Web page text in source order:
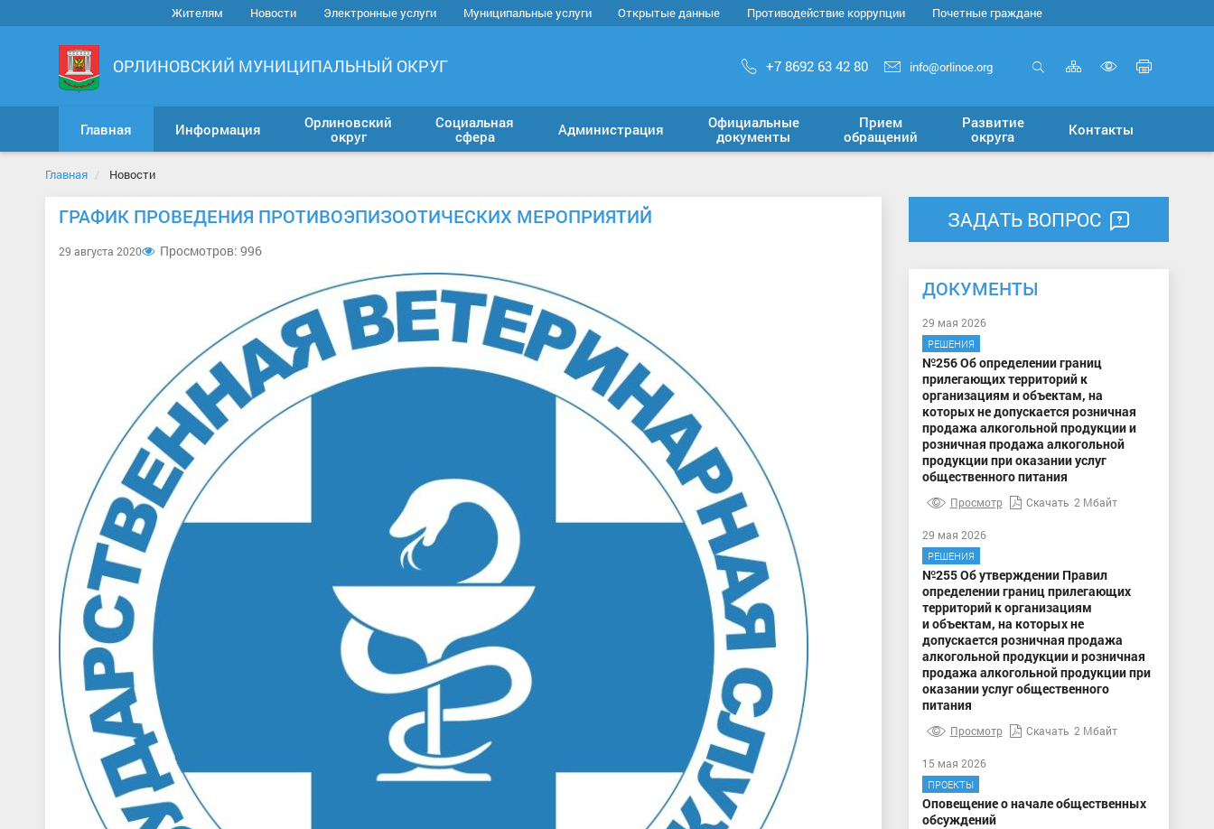
Жителям Новости Электронные услуги Муниципальные услуги Открытые данные Противодействие коррупции Почетные граждане
ОРЛИНОВСКИЙ МУНИЦИПАЛЬНЫЙ ОКРУГ +7 8692 63 42 80 info@orlinoe.org Карта
сайта
версию
для
Главная Информация
Орлиновский
округ
Социальная
сфера
Администрация
Официальные
документы
Прием
обращений
Развитие
округа
Контакты
Главная Новости
ГРАФИК ПРОВЕДЕНИЯ ПРОТИВОЭПИЗООТИЧЕСКИХ МЕРОПРИЯТИЙ
29 августа 2020 Просмотров: 996
ЗАДАТЬ ВОПРОС
ДОКУМЕНТЫ
29 мая 2026
РЕШЕНИЯ
№256 Об определении границ
прилегающих территорий к
организациям и объектам, на
которых не допускается розничная
продажа алкогольной продукции и
розничная продажа алкогольной
продукции при оказании услуг
общественного питания
Просмотр Скачать 2 Мбайт
29 мая 2026
РЕШЕНИЯ
№255 Об утверждении Правил
определении границ прилегающих
территорий к организациям
и объектам, на которых не
допускается розничная продажа
алкогольной продукции и розничная
продажа алкогольной продукции при
оказании услуг общественного
питания
Просмотр Скачать 2 Мбайт
15 мая 2026
ПРОЕКТЫ
Оповещение о начале общественных
обсуждений